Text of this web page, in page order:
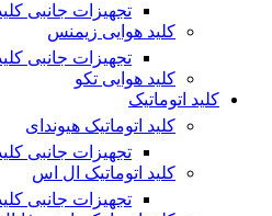
تجهیزات جانبی
کلید هوایی زیمنس
تجهیزات جانبی
کلید هوایی تکو
کلید اتوماتیک
کلید اتوماتیک هیوندای
تجهیزات جانبی
کلید اتوماتیک ال اس
تجهیزات جانبی